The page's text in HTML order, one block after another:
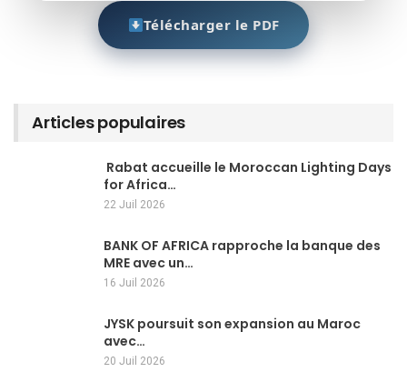
Télécharger le PDF
Articles populaires
Rabat accueille le Moroccan Lighting Days
for Africa…
22 Juil 2026
BANK OF AFRICA rapproche la banque des
MRE avec un…
16 Juil 2026
JYSK poursuit son expansion au Maroc
avec…
20 Juil 2026